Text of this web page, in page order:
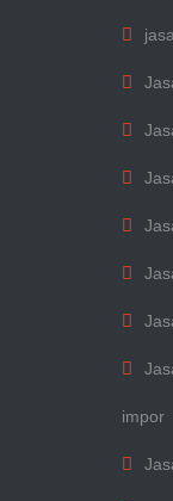
impor